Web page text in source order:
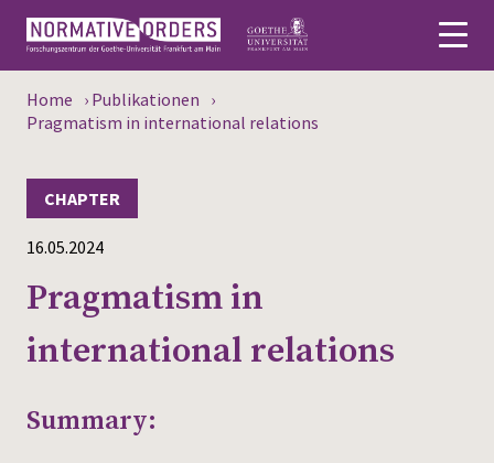
Deutsch
About
News
Research
Publications
Home › Publikationen ›
Pragmatism in international relations
16.05.2024
CHAPTER
Pragmatism in
international relations
Summary: